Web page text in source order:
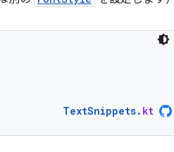
TextSnippets. kt